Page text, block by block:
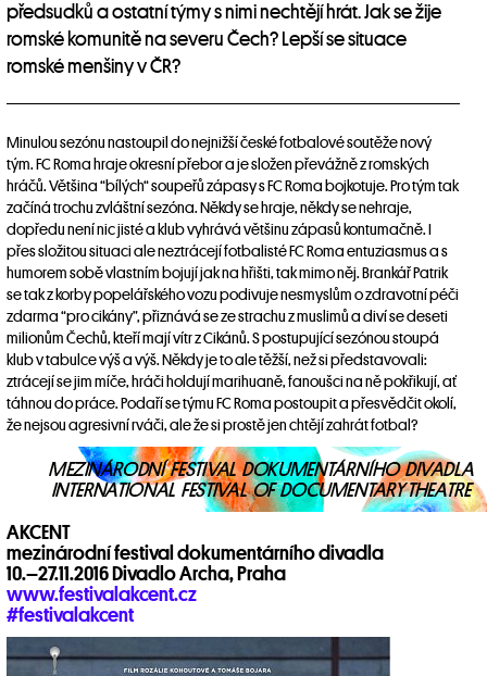
předsudků a ostatní týmy s nimi nechtějí hrát. Jak se žije
romské komunitě na severu Čech? Lepší se situace
romské menšiny v ČR?
Minulou sezónu nastoupil do nejnižší české fotbalové soutěže nový
tým. FC Roma hraje okresní přebor a je složen převážně z romských
hráčů. Většina “bílých“ soupeřů zápasy s FC Roma bojkotuje. Pro tým tak
začíná trochu zvláštní sezóna. Někdy se hraje, někdy se nehraje,
dopředu není nic jisté a klub vyhrává většinu zápasů kontumačně. I
přes složitou situaci ale neztrácejí fotbalisté FC Roma entuziasmus a s
humorem sobě vlastním bojují jak na hřišti, tak mimo něj. Brankář Patrik
se tak z korby popelářského vozu podivuje nesmyslům o zdravotní péči
zdarma “pro cikány”, přiznává se ze strachu z muslimů a diví se deseti
milionům Čechů, kteří mají vítr z Cikánů. S postupující sezónou stoupá
klub v tabulce výš a výš. Někdy je to ale těžší, než si představovali:
ztrácejí se jim míče, hráči holdují marihuaně, fanoušci na ně pokřikují, ať
táhnou do práce. Podaří se týmu FC Roma postoupit a přesvědčit okolí,
že nejsou agresivní rváči, ale že si prostě jen chtějí zahrát fotbal?
AKCENT
mezinárodní festival dokumentárního divadla
10.–27.11.2016 Divadlo Archa, Praha
www.festivalakcent.cz
#festivalakcent